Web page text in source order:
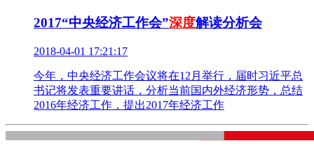
2017“中央经济工作会”深度解读分析会
2018-04-01 17:21:17
今年，中央经济工作会议将在12月举行，届时习近平总
书记将发表重要讲话，分析当前国内外经济形势，总结
2016年经济工作，提出2017年经济工作